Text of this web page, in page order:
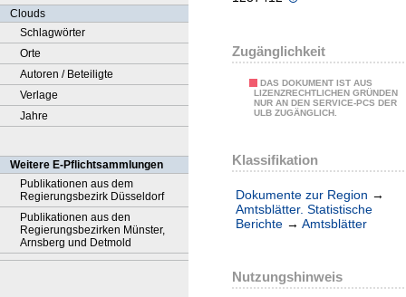
Clouds
Schlagwörter
Orte
Autoren / Beteiligte
Verlage
Jahre
Weitere E-Pflichtsammlungen
Publikationen aus dem
Regierungsbezirk Düsseldorf
Publikationen aus den
Regierungsbezirken Münster,
Arnsberg und Detmold
Zugänglichkeit
DAS DOKUMENT IST AUS
LIZENZRECHTLICHEN GRÜNDEN
NUR AN DEN SERVICE-PCS DER
ULB ZUGÄNGLICH.
Klassifikation
Dokumente zur Region →
Amtsblätter. Statistische
Berichte → Amtsblätter
Nutzungshinweis